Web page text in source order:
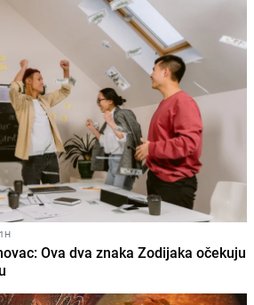
Ova dva znaka Zodijaka očekuju